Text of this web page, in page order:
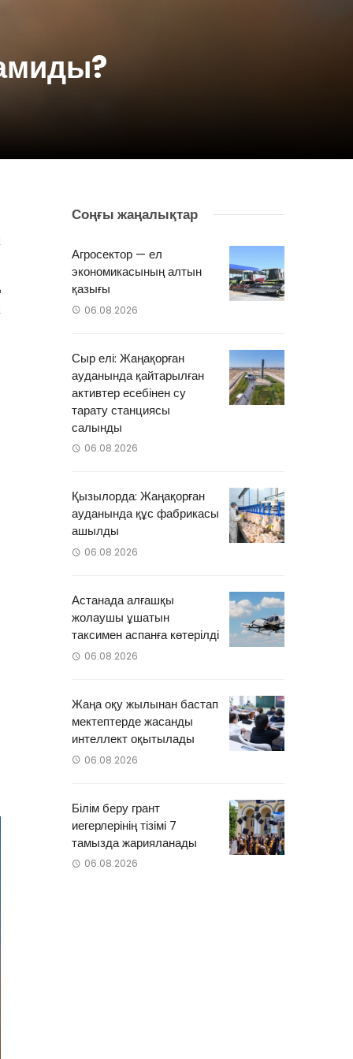
Соңғы жаңалықтар
Агросектор — ел
экономикасының алтын
қазығы
06.08.2026
Сыр елі: Жаңақорған
ауданында қайтарылған
активтер есебінен су
тарату станциясы
салынды
06.08.2026
Қызылорда: Жаңақорған
ауданында құс фабрикасы
ашылды
06.08.2026
Астанада алғашқы
жолаушы ұшатын
таксимен аспанға көтерілді
06.08.2026
Жаңа оқу жылынан бастап
мектептерде жасанды
интеллект оқытылады
06.08.2026
Білім беру грант
иегерлерінің тізімі 7
тамызда жарияланады
06.08.2026